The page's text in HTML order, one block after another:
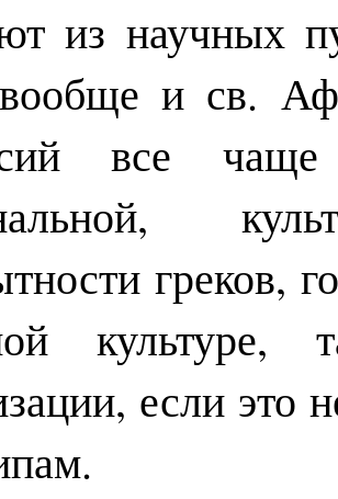
из научных
и св.
все чаще
греков,
если это